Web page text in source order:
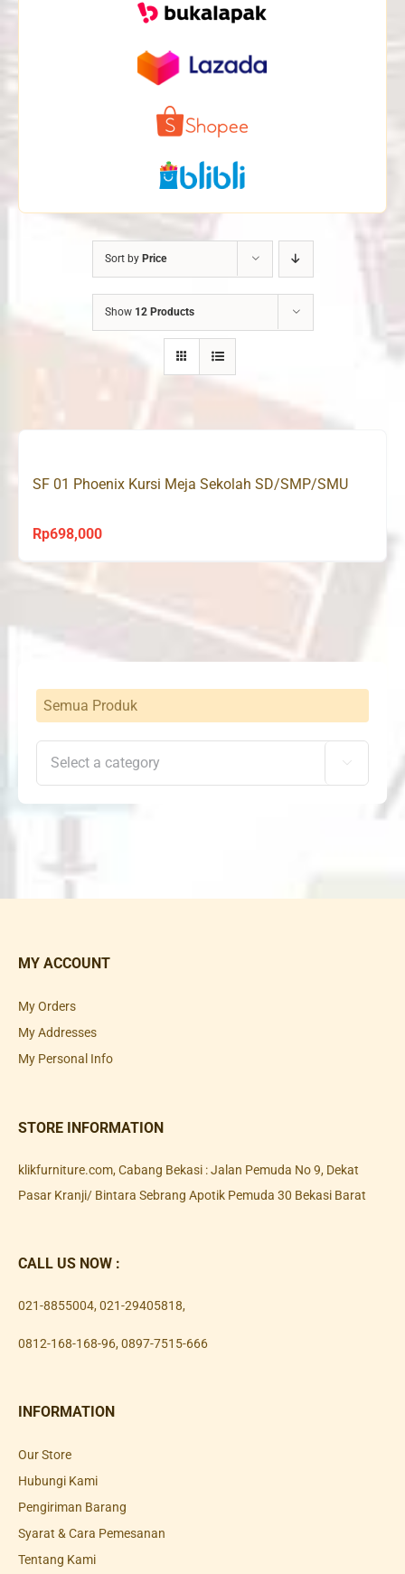
Sort by Price
Show 12 Products
SF 01 Phoenix Kursi Meja Sekolah SD/SMP/SMU
Rp698,000
Semua Produk

MY ACCOUNT
My Orders
My Addresses
My Personal Info
STORE INFORMATION
klikfurniture.com, Cabang Bekasi : Jalan Pemuda No 9, Dekat
Pasar Kranji/ Bintara Sebrang Apotik Pemuda 30 Bekasi Barat
CALL US NOW :
021-8855004, 021-29405818,
0812-168-168-96, 0897-7515-666
INFORMATION
Our Store
Hubungi Kami
Pengiriman Barang
Syarat & Cara Pemesanan
Tentang Kami